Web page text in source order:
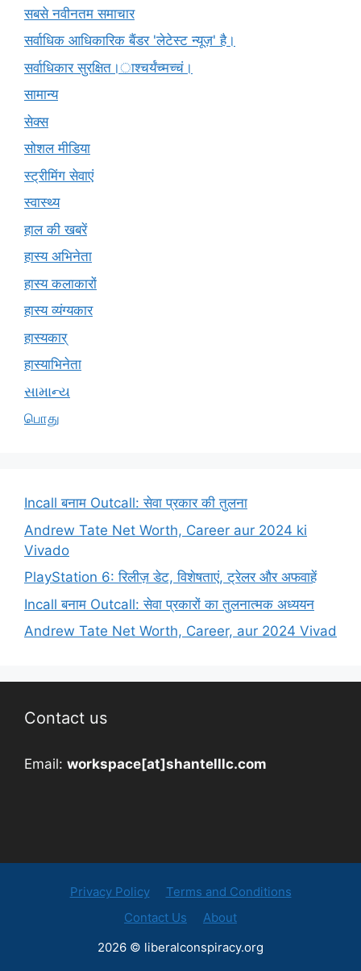
सबसे नवीनतम समाचार
सर्वाधिक आधिकारिक बैंडर 'लेटेस्ट न्यूज़' है।
सर्वाधिकार सुरक्षित।ाश्चर्यंच्मच्चं।
सामान्य
सेक्स
सोशल मीडिया
स्ट्रीमिंग सेवाएं
स्वास्थ्य
हाल की खबरें
हास्य अभिनेता
हास्य कलाकारों
हास्य व्यंग्यकार
हास्यकार्
हास्याभिनेता
સામાન્ય
பொது
Incall बनाम Outcall: सेवा प्रकार की तुलना
Andrew Tate Net Worth, Career aur 2024 ki
Vivado
PlayStation 6: रिलीज़ डेट, विशेषताएं, ट्रेलर और अफवाहें
Incall बनाम Outcall: सेवा प्रकारों का तुलनात्मक अध्ययन
Andrew Tate Net Worth, Career, aur 2024 Vivad
Contact us
Email: workspace[at]shantelllc.com
Privacy Policy
Terms and Conditions
Contact Us
About
2026 © liberalconspiracy.org